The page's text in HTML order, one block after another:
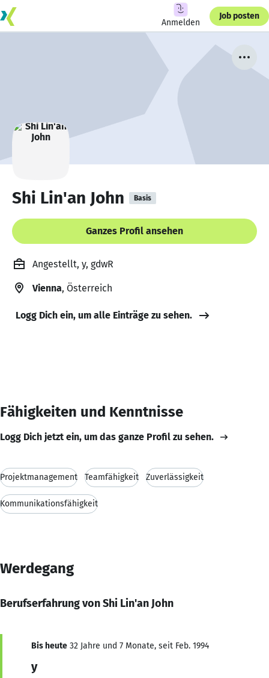
Anmelden
Job posten
Shi Lin'an John Basis
Ganzes Profil ansehen
Angestellt, y, gdwR
Vienna, Österreich
Logg Dich ein, um alle Einträge zu sehen.
Fähigkeiten und Kenntnisse
Logg Dich jetzt ein, um das ganze Profil zu sehen.
Projektmanagement Teamfähigkeit Zuverlässigkeit
Kommunikationsfähigkeit
Werdegang
Berufserfahrung von Shi Lin'an John
Bis heute 32 Jahre und 7 Monate, seit Feb. 1994
y